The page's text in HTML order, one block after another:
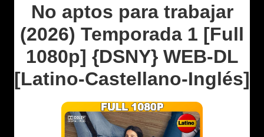
No aptos para trabajar
(2026) Temporada 1 [Full
1080p] {DSNY} WEB-DL
[Latino-Castellano-Inglés]